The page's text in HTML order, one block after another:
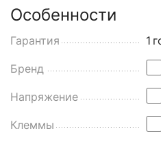
Особенности
Гарантия 1
Бренд
Напряжение
Клеммы